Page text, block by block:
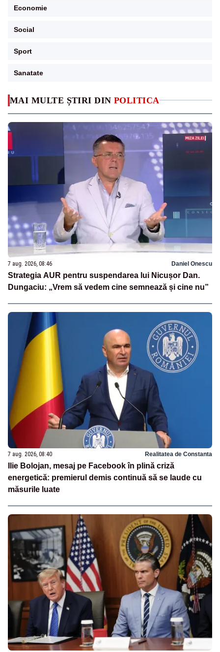
MAI MULTE ȘTIRI DIN POLITICA
7 aug. 2026, 08:46 Daniel Onescu
Strategia AUR pentru suspendarea lui Nicușor Dan.
Dungaciu: „Vrem să vedem cine semnează și cine nu”
7 aug. 2026, 08:40 Realitatea de Constanta
Ilie Bolojan, mesaj pe Facebook în plină criză
energetică: premierul demis continuă să se laude cu
măsurile luate
Economie
Social
Sport
Sanatate